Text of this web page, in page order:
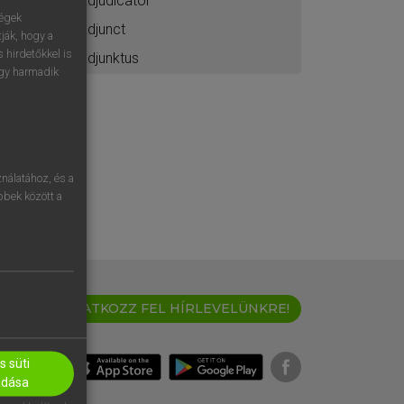
adjunct
adjunktus
IRATKOZZ FEL HÍRLEVELÜNKRE!
hogy a
hirdetőkkel is
harmadik
és a
között a
süti